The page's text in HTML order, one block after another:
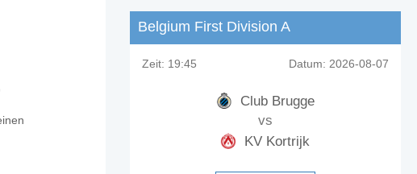
Belgium First Division A
Zeit: 19:45 Datum: 2026-08-07
Club Brugge
vs
KV Kortrijk